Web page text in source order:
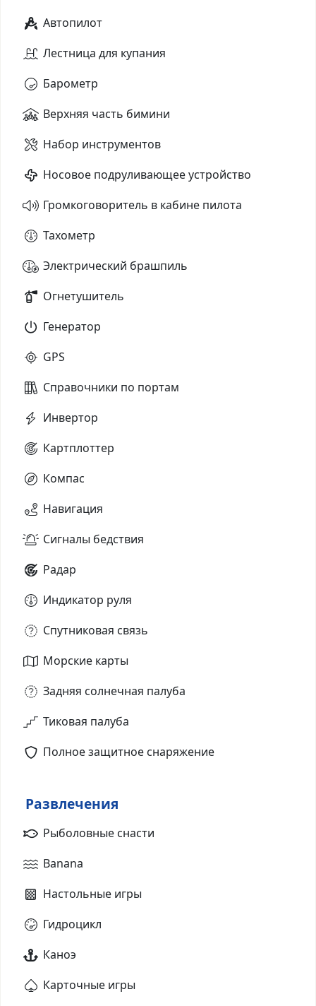
Автопилот
Лестница для купания
Барометр
Верхняя часть бимини
Набор инструментов
Носовое подруливающее устройство
Громкоговоритель в кабине пилота
Тахометр
Электрический брашпиль
Огнетушитель
Генератор
GPS
Справочники по портам
Инвертор
Картплоттер
Компас
Навигация
Сигналы бедствия
Радар
Индикатор руля
Спутниковая связь
Морские карты
Задняя солнечная палуба
Тиковая палуба
Полное защитное снаряжение
Развлечения
Рыболовные снасти
Banana
Настольные игры
Гидроцикл
Каноэ
Карточные игры